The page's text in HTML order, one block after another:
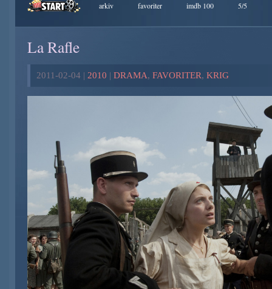
arkiv favoriter imdb 100 5/5
La Rafle
2011-02-04 | 2010 | DRAMA, FAVORITER, KRIG